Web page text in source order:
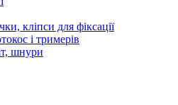
кліпси для фіксації
і тримерів
шнури